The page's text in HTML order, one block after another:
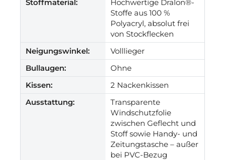
Stoffmaterial:
Hochwertige Dralon®-
Stoffe aus 100 %
Polyacryl, absolut frei
von Stockflecken
Neigungswinkel:
Volllieger
Bullaugen:
Ohne
Kissen:
2 Nackenkissen
Ausstattung:
Transparente
Windschutzfolie
zwischen Geflecht und
Stoff sowie Handy- und
Zeitungstasche – außer
bei PVC-Bezug